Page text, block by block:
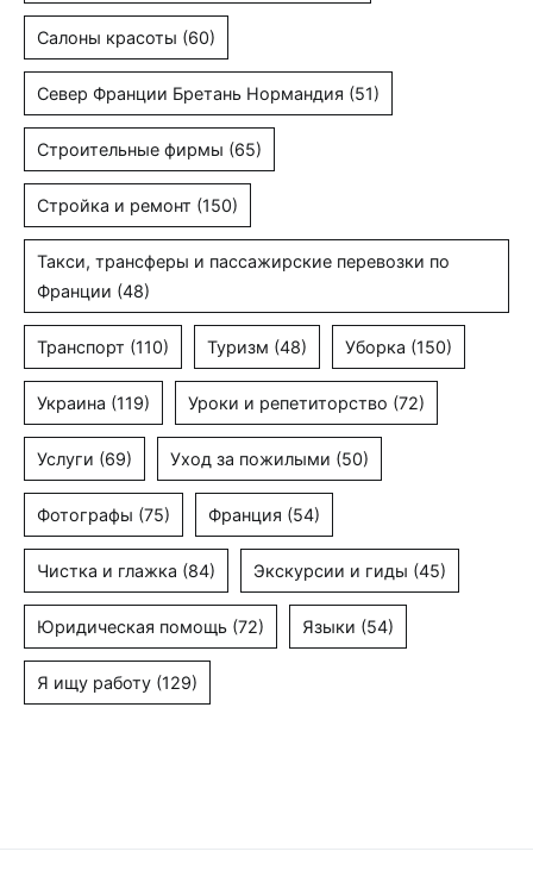
Салоны красоты (60)
Север Франции Бретань Нормандия (51)
Строительные фирмы (65)
Стройка и ремонт (150)
Такси, трансферы и пассажирские перевозки по
Франции (48)
Транспорт (110) Туризм (48) Уборка (150)
Украина (119) Уроки и репетиторство (72)
Услуги (69) Уход за пожилыми (50)
Фотографы (75) Франция (54)
Чистка и глажка (84) Экскурсии и гиды (45)
Юридическая помощь (72) Языки (54)
Я ищу работу (129)